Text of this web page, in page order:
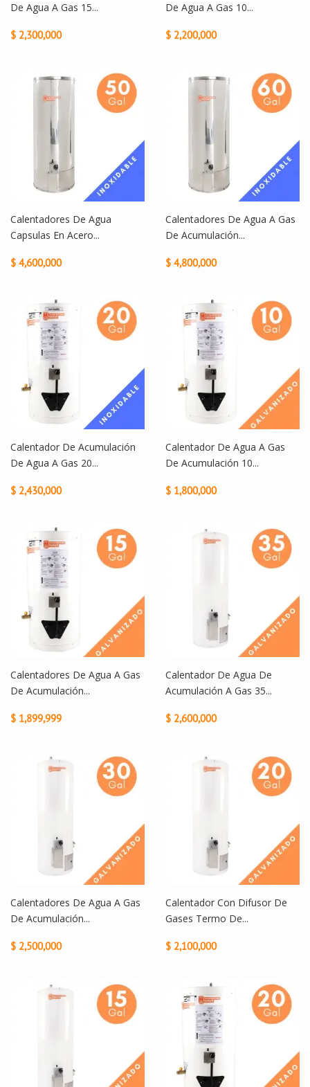
De Agua A Gas 15...
$ 2,300,000
De Agua A Gas 10...
$ 2,200,000
Calentadores De Agua
Capsulas En Acero...
$ 4,600,000
Calentadores De Agua A Gas
De Acumulación...
$ 4,800,000
Calentador De Acumulación
De Agua A Gas 20...
$ 2,430,000
Calentador De Agua A Gas
De Acumulación 10...
$ 1,800,000
Calentadores De Agua A Gas
De Acumulación...
$ 1,899,999
Calentador De Agua De
Acumulación A Gas 35...
$ 2,600,000
Calentadores De Agua A Gas
De Acumulación...
$ 2,500,000
Calentador Con Difusor De
Gases Termo De...
$ 2,100,000